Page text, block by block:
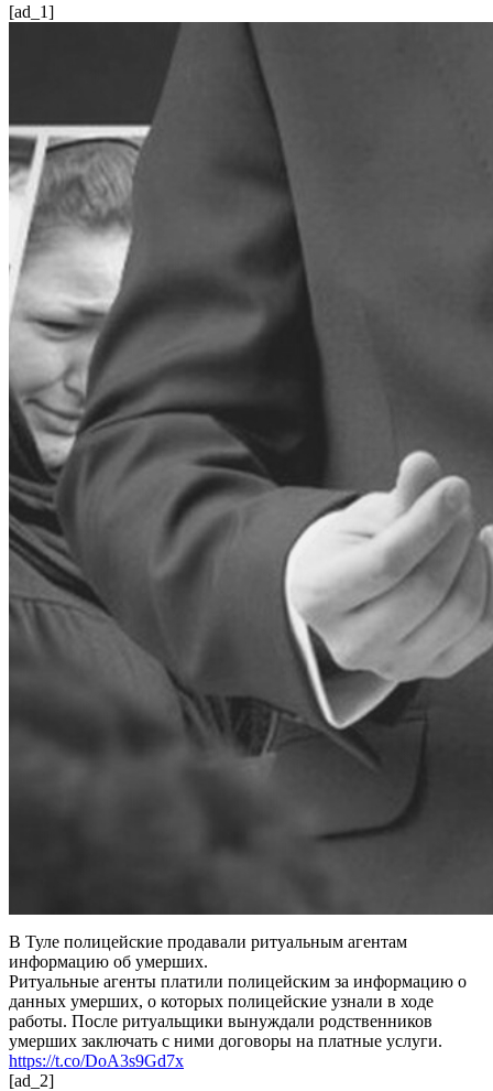
[ad_1]
В Туле полицейские продавали ритуальным агентам
информацию об умерших.
Ритуальные агенты платили полицейским за информацию о
данных умерших, о которых полицейские узнали в ходе
работы. После ритуальщики вынуждали родственников
умерших заключать с ними договоры​ на платные услуги.
https://t.co/DoA3s9Gd7x
[ad_2]